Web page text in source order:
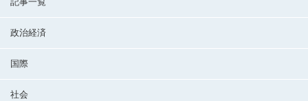
政治経済
国際
社会